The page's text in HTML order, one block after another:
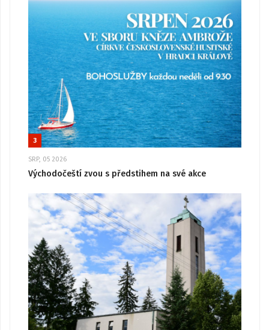
3
SRP, 05 2026
Východočeští zvou s předstihem na své akce